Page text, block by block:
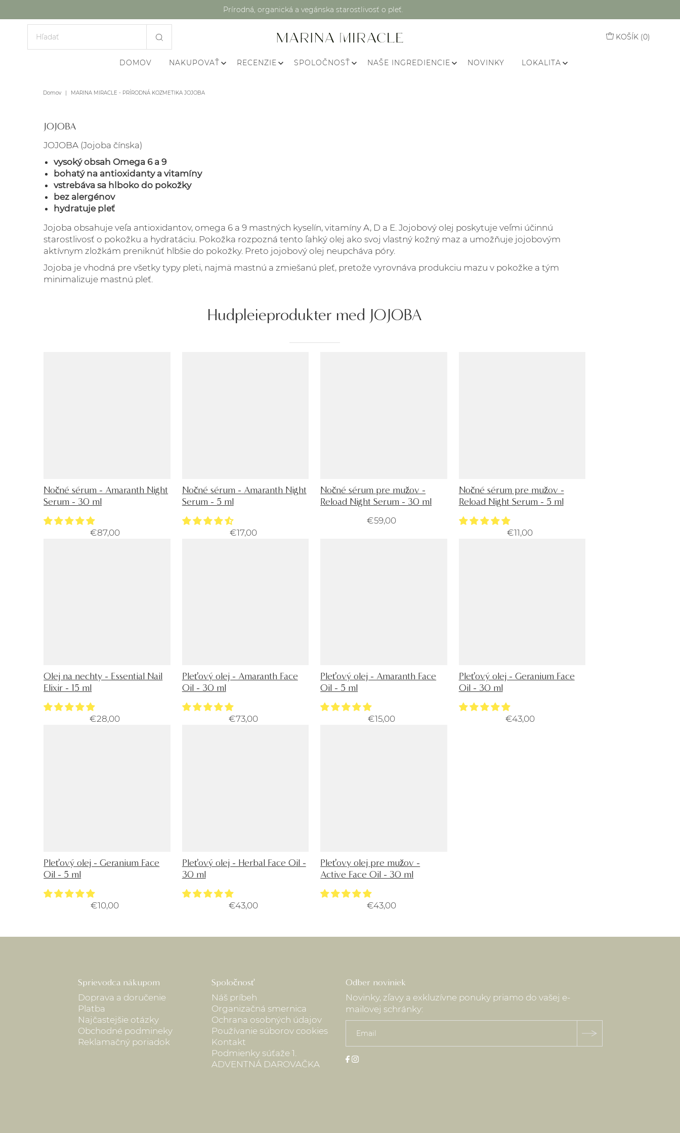
Prírodná, organická a vegánska starostlivosť o pleť.
KOŠÍK (0)
DOMOV NAKUPOVAŤ RECENZIE SPOLOČNOSŤ NAŠE INGREDIENCIE NOVINKY LOKALITA
Domov | MARINA MIRACLE - PRÍRODNÁ KOZMETIKA JOJOBA
JOJOBA
JOJOBA (Jojoba čínska)
vysoký obsah Omega 6 a 9
bohatý na antioxidanty a vitamíny
vstrebáva sa hlboko do pokožky
bez alergénov
hydratuje pleť
Jojoba obsahuje veľa antioxidantov, omega 6 a 9 mastných kyselín, vitamíny A, D a E. Jojobový olej poskytuje veľmi účinnú
starostlivosť o pokožku a hydratáciu. Pokožka rozpozná tento ľahký olej ako svoj vlastný kožný maz a umožňuje jojobovým
aktívnym zložkám preniknúť hlbšie do pokožky. Preto jojobový olej neupcháva póry.
Jojoba je vhodná pre všetky typy pleti, najmä mastnú a zmiešanú pleť, pretože vyrovnáva produkciu mazu v pokožke a tým
minimalizuje mastnú pleť.
Hudpleieprodukter med JOJOBA
Nočné sérum - Amaranth Night
Serum - 30 ml
€87,00
Nočné sérum - Amaranth Night
Serum - 5 ml
€17,00
Nočné sérum pre mužov -
Reload Night Serum - 30 ml
€59,00
Nočné sérum pre mužov -
Reload Night Serum - 5 ml
€11,00
Olej na nechty - Essential Nail
Elixir - 15 ml
€28,00
Pleťový olej - Amaranth Face
Oil - 30 ml
€73,00
Pleťový olej - Amaranth Face
Oil - 5 ml
€15,00
Pleťový olej - Geranium Face
Oil - 30 ml
€43,00
Pleťový olej - Geranium Face
Oil - 5 ml
€10,00
Pleťový olej - Herbal Face Oil -
30 ml
€43,00
Pleťovy olej pre mužov -
Active Face Oil - 30 ml
€43,00
Sprievodca nákupom
Doprava a doručenie
Platba
Najčastejšie otázky
Obchodné podmineky
Reklamačný poriadok
Spoločnosť
Náš príbeh
Organizačná smernica
Ochrana osobných údajov
Používanie súborov cookies
Kontakt
Podmienky súťaže 1.
ADVENTNÁ DAROVAČKA
Odber noviniek
Novinky, zľavy a exkluzívne ponuky priamo do vašej e-
mailovej schránky: